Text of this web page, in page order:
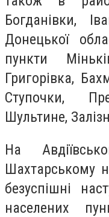
Богданівки,
Донецької
пункти
Григорівка,
Ступочки,
Шультине,
На
Шахтарському
безуспішні
населених